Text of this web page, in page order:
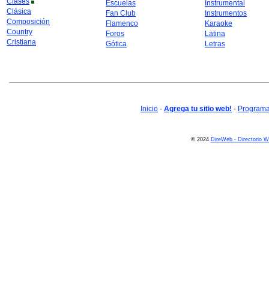
Clásica
Composición
Country
Cristiana
Escuelas
Fan Club
Flamenco
Foros
Gótica
Instrumental
Instrumentos
Karaoke
Latina
Letras
Inicio - Agrega tu sitio web! -
© 2024 DireWeb - Directorio